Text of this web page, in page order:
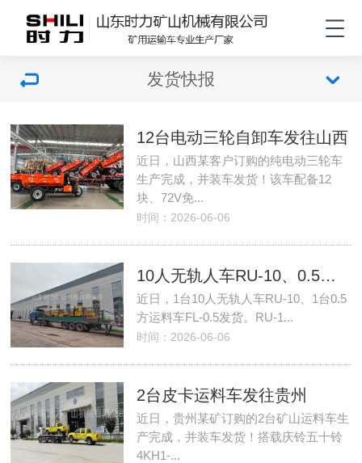
发货快报
12台电动三轮自卸车发往山西
近日，山西某客户订购的纯电动三轮车
生产完成，并装车发货！该车配备12
块、72V免...
时间：2026-06-06
10人无轨人车RU-10、0.5方运料车FL-0.5发往河北
近日，1台10人无轨人车RU-10、1台0.5
方运料车FL-0.5发货。RU-1...
时间：2026-06-06
2台皮卡运料车发往贵州
近日，贵州某矿订购的2台矿山运料车生
产完成，并装车发货！搭载庆铃五十铃
4KH1-...